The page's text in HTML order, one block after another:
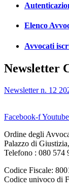
Elenco
Avvocati
Newsletter
Newsletter n. 12
Facebook-fYoutube
Ordine degli
Palazzo di
Telefono : 080 574
Codice Fiscale:
Codice univoco di